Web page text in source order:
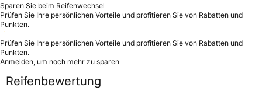
Sparen Sie beim Reifenwechsel
Prüfen Sie Ihre persönlichen Vorteile und profitieren Sie von Rabatten und
Punkten.
Prüfen Sie Ihre persönlichen Vorteile und profitieren Sie von Rabatten und
Punkten.
Anmelden, um noch mehr zu sparen
Reifenbewertung